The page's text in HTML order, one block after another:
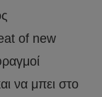
of new
να μπει στο